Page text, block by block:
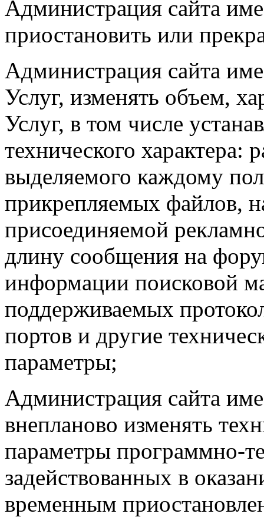
Администрация сайта
приостановить или
Администрация сайта
Услуг, изменять объем,
Услуг, в том числе
технического характера:
выделяемого каждому
прикрепляемых файлов,
присоединяемой
длину сообщения на
информации поисковой
поддерживаемых
портов и другие
параметры;
Администрация сайта
внепланово изменять
параметры программно-
задействованных в
временным